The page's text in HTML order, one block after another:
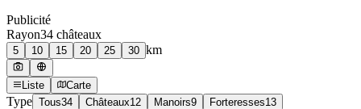
Publicité
Rayon34 châteaux
5 10 15 20 25 30 km
Liste Carte
Type Tous34 Châteaux12 Manoirs9 Forteresses13